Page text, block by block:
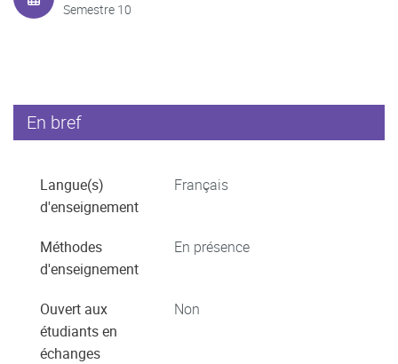
Semestre 10
En bref
Langue(s)
d'enseignement
Français
Méthodes
d'enseignement
En présence
Ouvert aux
étudiants en
échanges
Non